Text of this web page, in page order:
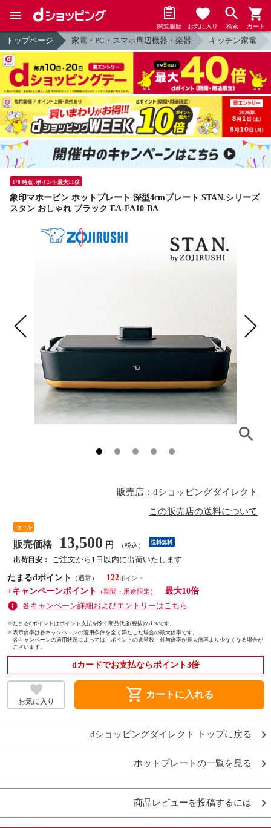
閲覧履歴 お気に入り 検索 カート
トップページ 家電・PC・スマホ周辺機器・楽器 キッチン家電
8/8 時点_ポイント最大11倍
象印マホービン ホットプレート 深型4cmプレート STAN.シリーズ
スタン おしゃれ ブラック EA-FA10-BA
販売店：dショッピングダイレクト
この販売店の送料について
セール
販売価格 13,500 円 （税込） 送料無料
出荷目安：
ご注文から1日以内に出荷いたします
たまるdポイント
（通常）
122
+キャンペーンポイント
（期間・用途限定）
最大10倍
各キャンペーン詳細およびエントリーはこちら
※たまるdポイントはポイント支払を除く商品代金(税抜)の1％です。
※表示倍率は各キャンペーンの適用条件を全て満たした場合の最大倍率です。
各キャンペーンの適用状況によっては、ポイントの進呈数・付与倍率が最大倍率より少なくなる場合が
ございます。
dカードでお支払ならポイント3倍
お気に入り shopping_cart カートに入れる
dショッピングダイレクト トップに戻る
ホットプレートの一覧を見る
商品レビューを投稿するには